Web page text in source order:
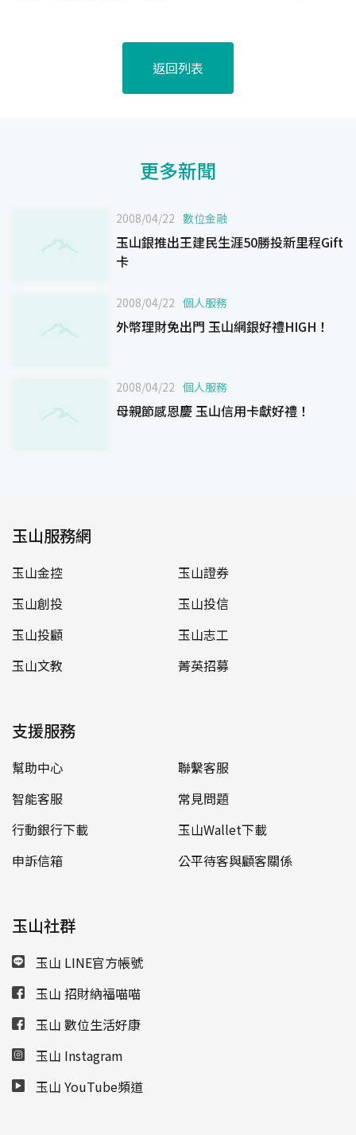
返回列表
更多新聞
2008/04/22 數位金融
玉山銀推出王建民生涯50勝投新里程Gift
卡
2008/04/22 個人服務
外幣理財免出門 玉山網銀好禮HIGH！
2008/04/22 個人服務
母親節感恩慶 玉山信用卡獻好禮！
玉山服務網
玉山金控
玉山證券
玉山創投
玉山投信
玉山投顧
玉山志工
玉山文教
菁英招募
支援服務
幫助中心
聯繫客服
智能客服
常見問題
行動銀行下載
玉山Wallet下載
申訴信箱
公平待客與顧客關係
玉山社群
玉山 LINE官方帳號
玉山 招財納福喵喵
玉山 數位生活好康
玉山 Instagram
玉山 YouTube頻道